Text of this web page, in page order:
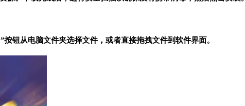
钮从电脑文件夹选择文件，或者直接拖拽文件到软件界面。